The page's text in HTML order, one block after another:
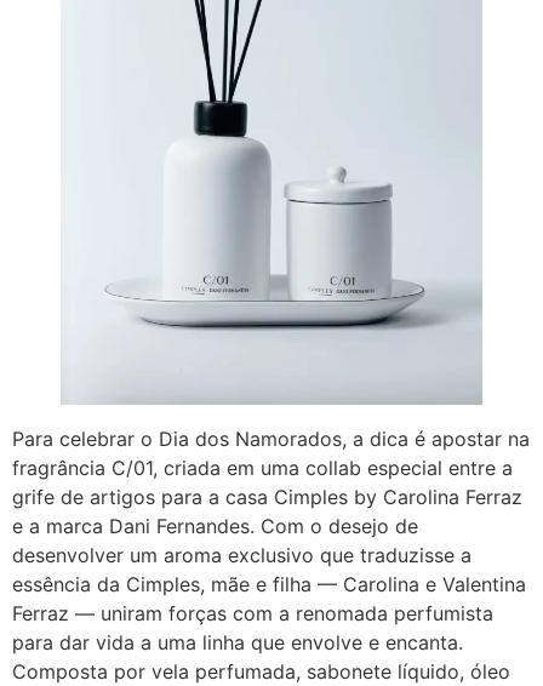
Para celebrar o Dia dos Namorados, a dica é apostar na
fragrância C/01, criada em uma collab especial entre a
grife de artigos para a casa Cimples by Carolina Ferraz
e a marca Dani Fernandes. Com o desejo de
desenvolver um aroma exclusivo que traduzisse a
essência da Cimples, mãe e filha — Carolina e Valentina
Ferraz — uniram forças com a renomada perfumista
para dar vida a uma linha que envolve e encanta.
Composta por vela perfumada, sabonete líquido, óleo